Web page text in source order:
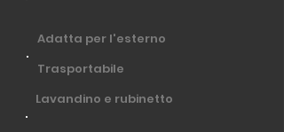
Adatta per l'esterno
Trasportabile
Lavandino e rubinetto